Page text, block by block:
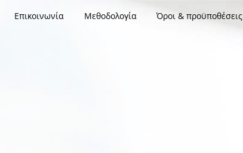
Επικοινωνία Μεθοδολογία Όροι & προϋποθέσεις